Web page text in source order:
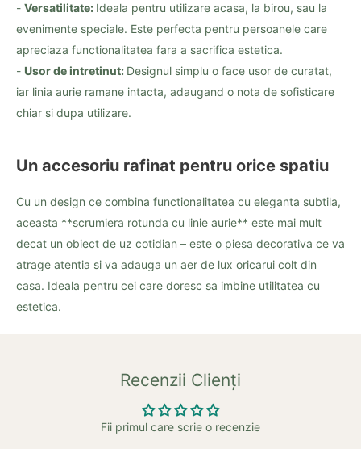
- Versatilitate: Ideala pentru utilizare acasa, la birou, sau la
evenimente speciale. Este perfecta pentru persoanele care
apreciaza functionalitatea fara a sacrifica estetica.
- Usor de intretinut: Designul simplu o face usor de curatat,
iar linia aurie ramane intacta, adaugand o nota de sofisticare
chiar si dupa utilizare.
Un accesoriu rafinat pentru orice spatiu
Cu un design ce combina functionalitatea cu eleganta subtila,
aceasta **scrumiera rotunda cu linie aurie** este mai mult
decat un obiect de uz cotidian – este o piesa decorativa ce va
atrage atentia si va adauga un aer de lux oricarui colt din
casa. Ideala pentru cei care doresc sa imbine utilitatea cu
estetica.
Recenzii Clienți
Fii primul care scrie o recenzie